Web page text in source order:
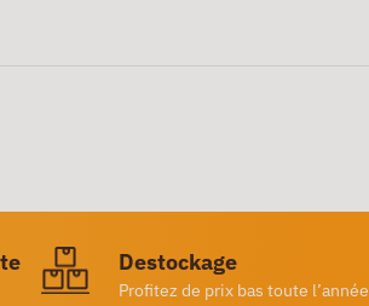
Destockage
Profitez de prix bas toute l’année